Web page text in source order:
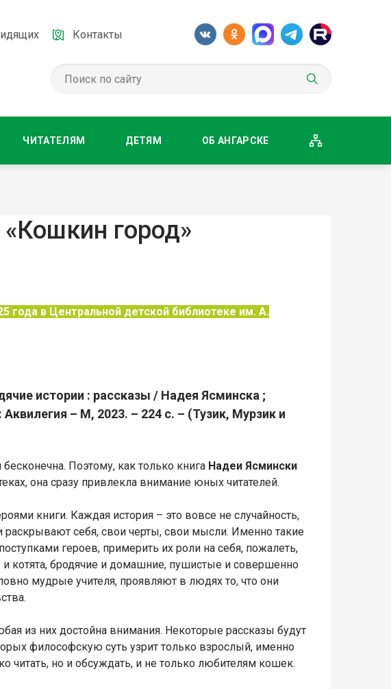
Контакты
ЧИТАТЕЛЯМ ДЕТЯМ ОБ АНГАРСКЕ
город»
года в Центральной детской библиотеке им. А.
истории : рассказы / Надея Ясминска ;
– М, 2023. – 224 с. – (Тузик, Мурзик и
Поэтому, как только книга Надеи Ясмински
она сразу привлекла внимание юных читателей.
книги. Каждая история – это вовсе не случайность,
раскрывают себя, свои черты, свои мысли. Именно такие
героев, примерить их роли на себя, пожалеть,
и котята, бродячие и домашние, пушистые и совершенно
мудрые учителя, проявляют в людях то, что они
из них достойна внимания. Некоторые рассказы будут
философскую суть узрит только взрослый, именно
читать, но и обсуждать, и не только любителям кошек.